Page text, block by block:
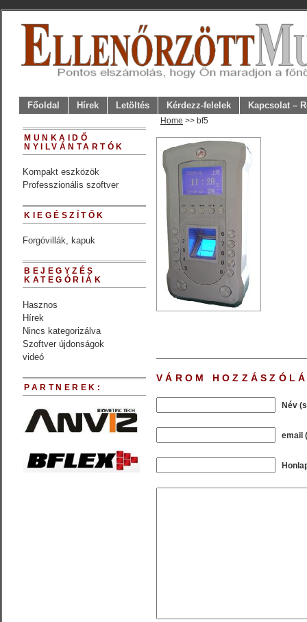
Főoldal Hírek Letöltés Kérdezz-felelek Kapcsolat –
MUNKAIDŐ
NYILVÁNTARTÓK
Kompakt eszközök
Professzionális szoftver
KIEGÉSZÍTŐK
Forgóvillák, kapuk
BEJEGYZÉS
KATEGÓRIÁK
Hasznos
Hírek
Nincs kategorizálva
Szoftver újdonságok
videó
PARTNEREK:
Home >> bf5
VÁROM
Név
email